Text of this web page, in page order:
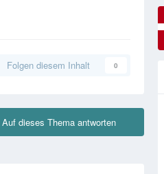
Folgen diesem Inhalt 0
Auf dieses Thema antworten